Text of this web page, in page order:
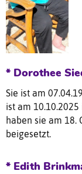
* Dorothee
Sie ist am
ist am
haben sie am 18.
beigesetzt.
* Edith